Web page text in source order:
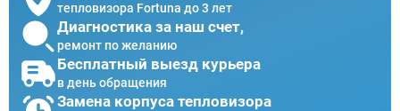
тепловизора Fortuna до 3 лет
Диагностика за наш счет,
ремонт по желанию
Бесплатный выезд курьера
в день обращения
Замена корпуса тепловизора